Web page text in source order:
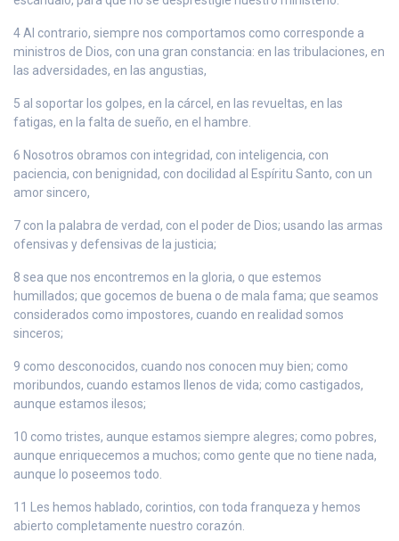
4 Al contrario, siempre nos comportamos como corresponde a
ministros de Dios, con una gran constancia: en las tribulaciones, en
las adversidades, en las angustias,
5 al soportar los golpes, en la cárcel, en las revueltas, en las
fatigas, en la falta de sueño, en el hambre.
6 Nosotros obramos con integridad, con inteligencia, con
paciencia, con benignidad, con docilidad al Espíritu Santo, con un
amor sincero,
7 con la palabra de verdad, con el poder de Dios; usando las armas
ofensivas y defensivas de la justicia;
8 sea que nos encontremos en la gloria, o que estemos
humillados; que gocemos de buena o de mala fama; que seamos
considerados como impostores, cuando en realidad somos
sinceros;
9 como desconocidos, cuando nos conocen muy bien; como
moribundos, cuando estamos llenos de vida; como castigados,
aunque estamos ilesos;
10 como tristes, aunque estamos siempre alegres; como pobres,
aunque enriquecemos a muchos; como gente que no tiene nada,
aunque lo poseemos todo.
11 Les hemos hablado, corintios, con toda franqueza y hemos
abierto completamente nuestro corazón.